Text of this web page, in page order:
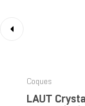
Coques
LAUT